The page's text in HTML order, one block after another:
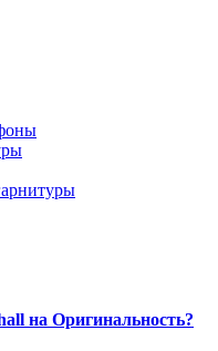
на Оригинальность?